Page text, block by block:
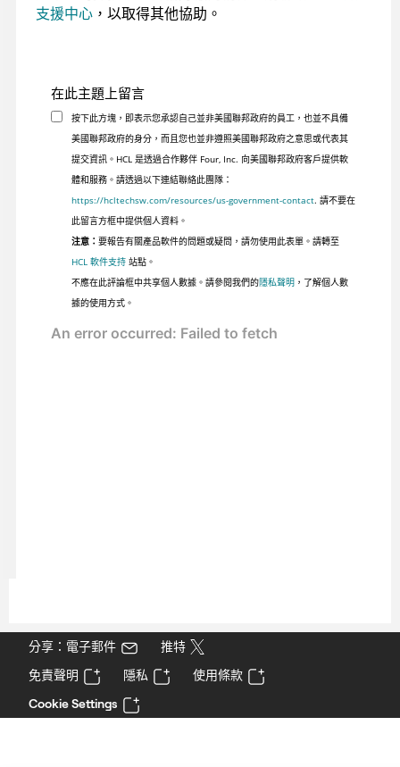
支援中心 ，以取得其他協助。
在此主題上留言
按下此方塊，即表示您承認自己並非美國聯邦政府的員工，也並不具備
美國聯邦政府的身分，而且您也並非遵照美國聯邦政府之意思或代表其
提交資訊。HCL 是透過合作夥伴 Four, Inc. 向美國聯邦政府客戶提供軟
體和服務。請透過以下連結聯絡此團隊：
https://hcltechsw.com/resources/us-government-contact. 請不要在
此留言方框中提供個人資料。
注意： 要報告有關產品軟件的問題或疑問，請勿使用此表單。請轉至
HCL 軟件支持站點。
不應在此評論框中共享個人數據。請參閱我們的隱私聲明 ，了解個人數
據的使用方式。
分享：電子郵件
推特
免責聲明
隱私
使用條款
Cookie Settings